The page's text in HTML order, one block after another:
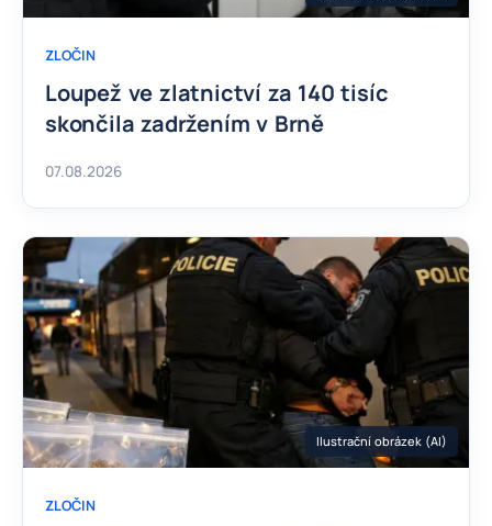
ZLOČIN
Loupež ve zlatnictví za 140 tisíc
skončila zadržením v Brně
07.08.2026
Ilustrační obrázek (AI)
ZLOČIN